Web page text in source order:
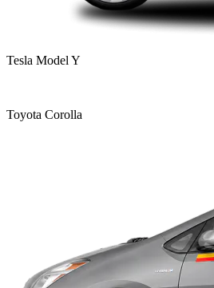
Tesla Model Y
Toyota Corolla